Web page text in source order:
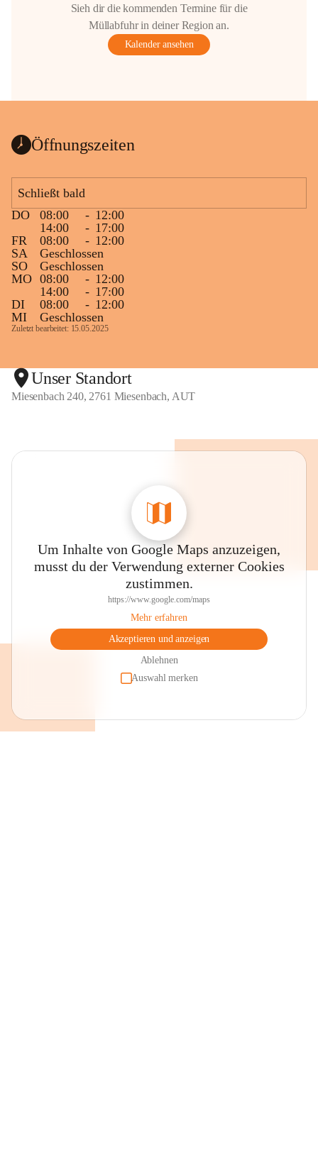
Sieh dir die kommenden Termine für die
Müllabfuhr in deiner Region an.
Kalender ansehen
Öffnungszeiten
Schließt bald
DO
08:00 - 12:00
14:00
- 17:00
FR
08:00 - 12:00
SA
Geschlossen
SO
Geschlossen
MO 08:00 - 12:00
14:00
- 17:00
DI
08:00 - 12:00
MI
Geschlossen
Zuletzt bearbeitet: 15.05.2025
Unser Standort
Miesenbach 240, 2761 Miesenbach, AUT
Um Inhalte von Google Maps anzuzeigen,
musst du der Verwendung externer Cookies
zustimmen.
https://www.google.com/maps
Mehr erfahren
Akzeptieren und anzeigen
Ablehnen
Auswahl merken